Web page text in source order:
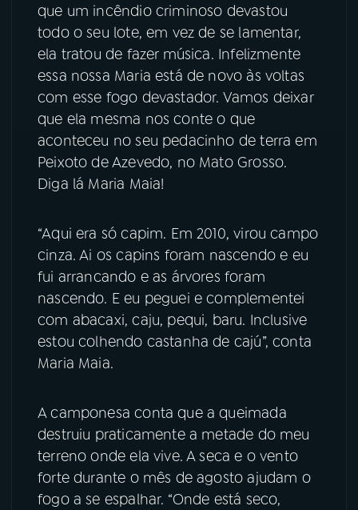
ACOMPANHE A RÁDIO NACIONAL
YouTube Facebook
TikTok
que um incêndio criminoso devastou
todo o seu lote, em vez de se lamentar,
ela tratou de fazer música. Infelizmente
essa nossa Maria está de novo às voltas
com esse fogo devastador. Vamos deixar
que ela mesma nos conte o que
aconteceu no seu pedacinho de terra em
Peixoto de Azevedo, no Mato Grosso.
Diga lá Maria Maia!
“Aqui era só capim. Em 2010, virou campo
cinza. Ai os capins foram nascendo e eu
fui arrancando e as árvores foram
nascendo. E eu peguei e complementei
com abacaxi, caju, pequi, baru. Inclusive
estou colhendo castanha de cajú”, conta
Maria Maia.
A camponesa conta que a queimada
destruiu praticamente a metade do meu
terreno onde ela vive. A seca e o vento
forte durante o mês de agosto ajudam o
fogo a se espalhar. “Onde está seco,